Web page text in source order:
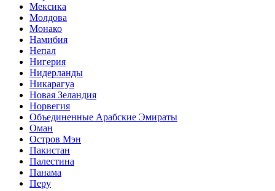
Мексика
Молдова
Монако
Намибия
Непал
Нигерия
Нидерланды
Никарагуа
Новая Зеландия
Норвегия
Объединенные Арабские Эмираты
Оман
Остров Мэн
Пакистан
Палестина
Панама
Перу